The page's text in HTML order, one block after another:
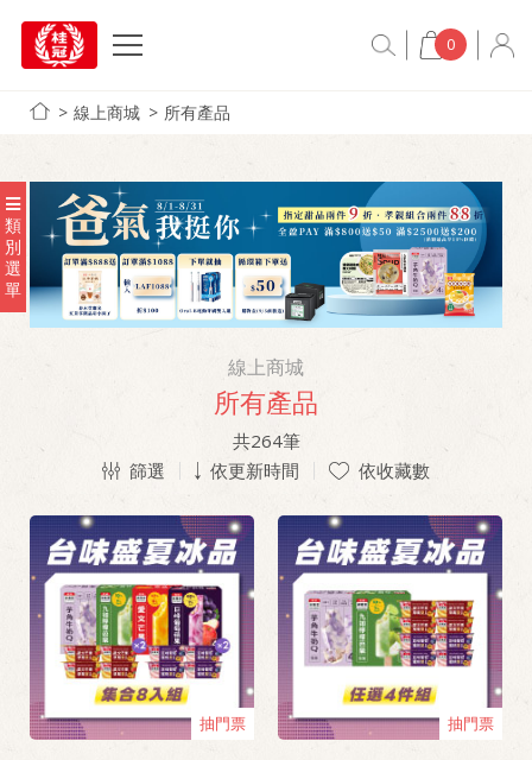
0
線上商城 所有產品
類
別
選
單
線上商城
所有產品
共264筆
篩選
依更新時間 依收藏數
抽門票 抽門票